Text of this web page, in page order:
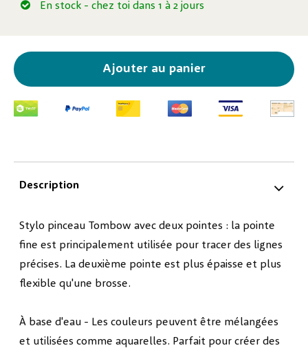
En stock - chez toi dans 1 à 2 jours
Ajouter au panier
Description
Stylo pinceau Tombow avec deux pointes : la pointe
fine est principalement utilisée pour tracer des lignes
précises. La deuxième pointe est plus épaisse et plus
flexible qu'une brosse.
À base d'eau - Les couleurs peuvent être mélangées
et utilisées comme aquarelles. Parfait pour créer des